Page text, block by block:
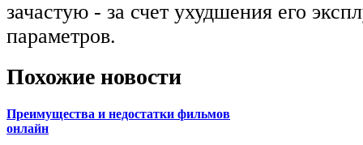
зачастую - за счет ухудшения его
параметров.
Похожие новости
Преимущества и недостатки фильмов
онлайн